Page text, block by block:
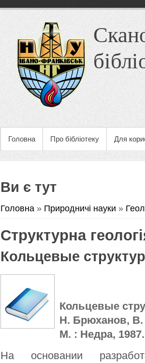
Головна Про бібліотеку Для
Ви є тут
Головна » Природничі науки »
Структурна
Кольцевые
Кольцевые
Н. Брюханов, В.
М. : Недра,
На основании